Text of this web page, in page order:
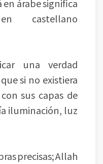
árabe significa
castellano
una verdad
si no existiera
sus capas de
iluminación, luz
precisas; Allah